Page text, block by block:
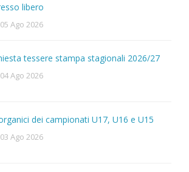
libero
05 Ago 2026
tessere stampa stagionali 2026/27
04 Ago 2026
dei campionati U17, U16 e U15
03 Ago 2026